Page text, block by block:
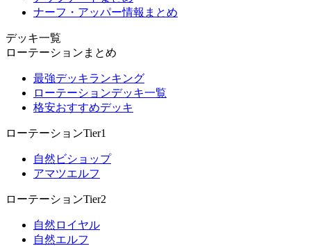
ナーフ・アッパー情報まとめ
デッキ一覧
ローテーションまとめ
最強デッキランキング
ローテーションデッキ一覧
格安おすすめデッキ
ローテーションTier1
自然ビショップ
アマツエルフ
ローテーションTier2
自然ロイヤル
自然エルフ